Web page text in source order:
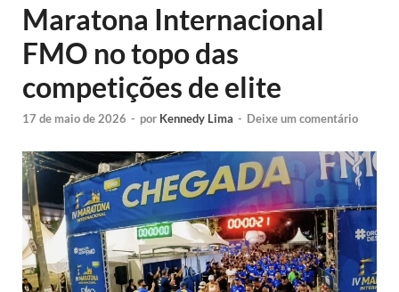
Maratona Internacional
FMO no topo das
competições de elite
17 de maio de 2026 - por Kennedy Lima - Deixe um comentário